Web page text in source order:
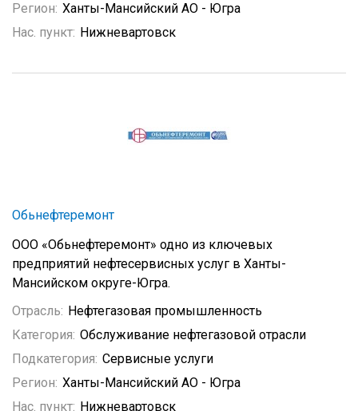
Регион: Ханты-Мансийский АО - Югра
Нас. пункт: Нижневартовск
Обьнефтеремонт
ООО «Обьнефтеремонт» одно из ключевых
предприятий нефтесервисных услуг в Ханты-
Мансийском округе-Югра.
Отрасль: Нефтегазовая промышленность
Категория: Обслуживание нефтегазовой отрасли
Подкатегория: Сервисные услуги
Регион: Ханты-Мансийский АО - Югра
Нас. пункт: Нижневартовск